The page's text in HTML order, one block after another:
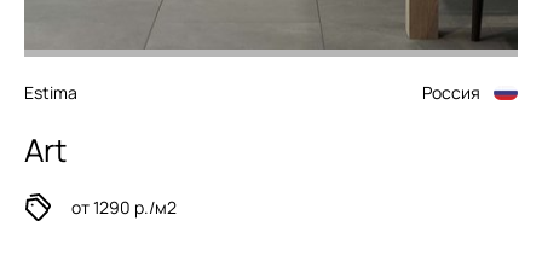
Estima Россия
Art
от 1290 р./м2